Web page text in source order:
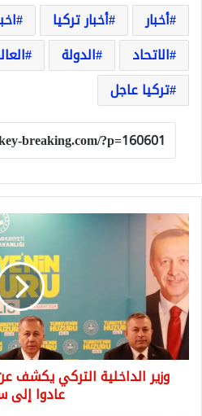
أخبار أخبار تركيا
الاتحاد
الدولة
تركيا عاجل
وزير
الداخلية
التركي
يكشف
عن
أعداد
السوريين
الذين
عادوا
سوريا
وزير الداخلية التركي يكشف
عادوا إلى